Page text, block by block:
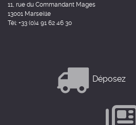
11, rue du Commandant Mages
13001 Marseille
Tél: +33 (0)4 91 62 46 30
Déposez